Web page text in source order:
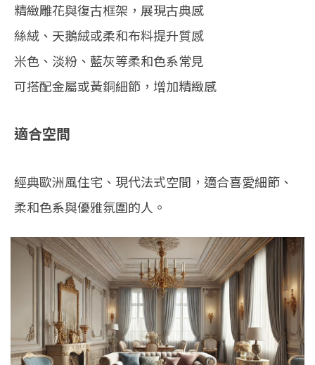
精緻雕花與復古框架，展現古典感
絲絨、天鵝絨或柔和布料提升質感
米色、淡粉、藍灰等柔和色系常見
可搭配金屬或黃銅細節，增加精緻感
適合空間
經典歐洲風住宅、現代法式空間，適合喜愛細節、
柔和色系與優雅氛圍的人。